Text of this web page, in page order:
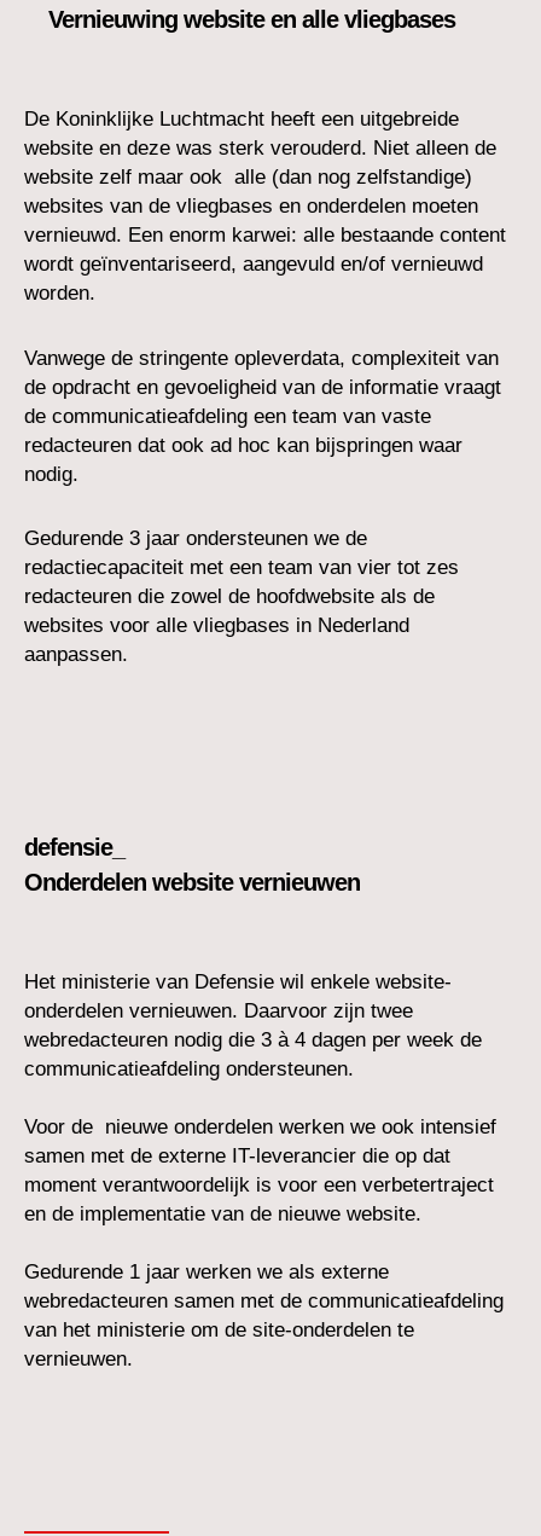
Vernieuwing website en alle vliegbases
De Koninklijke Luchtmacht heeft een uitgebreide
website en deze was sterk verouderd. Niet alleen de
website zelf maar ook alle (dan nog zelfstandige)
websites van de vliegbases en onderdelen moeten
vernieuwd. Een enorm karwei: alle bestaande content
wordt geïnventariseerd, aangevuld en/of vernieuwd
worden.
Vanwege de stringente opleverdata, complexiteit van
de opdracht en gevoeligheid van de informatie vraagt
de communicatieafdeling een team van vaste
redacteuren dat ook ad hoc kan bijspringen waar
nodig.
Gedurende 3 jaar ondersteunen we de
redactiecapaciteit met een team van vier tot zes
redacteuren die zowel de hoofdwebsite als de
websites voor alle vliegbases in Nederland
aanpassen.
defensie_
Onderdelen website vernieuwen
Het ministerie van Defensie wil enkele website-
onderdelen vernieuwen. Daarvoor zijn twee
webredacteuren nodig die 3 à 4 dagen per week de
communicatieafdeling ondersteunen.
Voor de nieuwe onderdelen werken we ook intensief
samen met de externe IT-leverancier die op dat
moment verantwoordelijk is voor een verbetertraject
en de implementatie van de nieuwe website.
Gedurende 1 jaar werken we als externe
webredacteuren samen met de communicatieafdeling
van het ministerie om de site-onderdelen te
vernieuwen.